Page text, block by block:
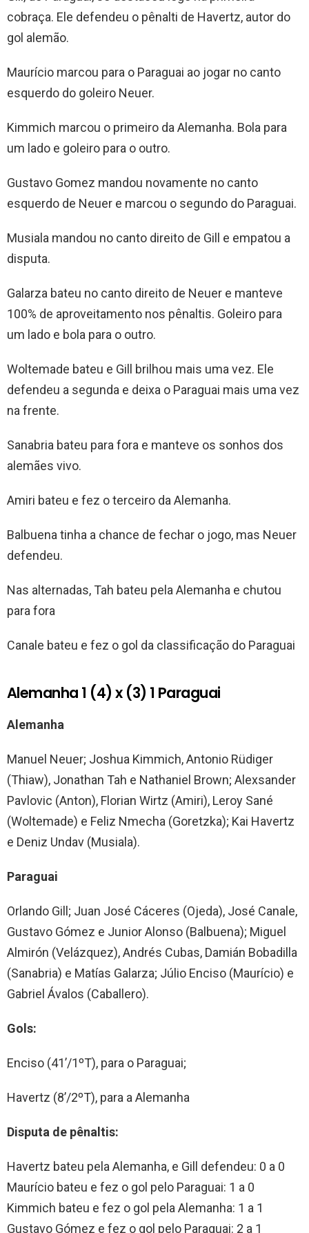
cobraça. Ele defendeu o pênalti de Havertz, autor do
gol alemão.
Maurício marcou para o Paraguai ao jogar no canto
esquerdo do goleiro Neuer.
Kimmich marcou o primeiro da Alemanha. Bola para
um lado e goleiro para o outro.
Gustavo Gomez mandou novamente no canto
esquerdo de Neuer e marcou o segundo do Paraguai.
Musiala mandou no canto direito de Gill e empatou a
disputa.
Galarza bateu no canto direito de Neuer e manteve
100% de aproveitamento nos pênaltis. Goleiro para
um lado e bola para o outro.
Woltemade bateu e Gill brilhou mais uma vez. Ele
defendeu a segunda e deixa o Paraguai mais uma vez
na frente.
Sanabria bateu para fora e manteve os sonhos dos
alemães vivo.
Amiri bateu e fez o terceiro da Alemanha.
Balbuena tinha a chance de fechar o jogo, mas Neuer
defendeu.
Nas alternadas, Tah bateu pela Alemanha e chutou
para fora
Canale bateu e fez o gol da classificação do Paraguai
Alemanha 1 (4) x (3) 1 Paraguai
Alemanha
Manuel Neuer; Joshua Kimmich, Antonio Rüdiger
(Thiaw), Jonathan Tah e Nathaniel Brown; Alexsander
Pavlovic (Anton), Florian Wirtz (Amiri), Leroy Sané
(Woltemade) e Feliz Nmecha (Goretzka); Kai Havertz
e Deniz Undav (Musiala).
Paraguai
Orlando Gill; Juan José Cáceres (Ojeda), José Canale,
Gustavo Gómez e Junior Alonso (Balbuena); Miguel
Almirón (Velázquez), Andrés Cubas, Damián Bobadilla
(Sanabria) e Matías Galarza; Júlio Enciso (Maurício) e
Gabriel Ávalos (Caballero).
Gols:
Enciso (41’/1ºT), para o Paraguai;
Havertz (8’/2ºT), para a Alemanha
Disputa de pênaltis:
Havertz bateu pela Alemanha, e Gill defendeu: 0 a 0
Maurício bateu e fez o gol pelo Paraguai: 1 a 0
Kimmich bateu e fez o gol pela Alemanha: 1 a 1
Gustavo Gómez e fez o gol pelo Paraguai: 2 a 1